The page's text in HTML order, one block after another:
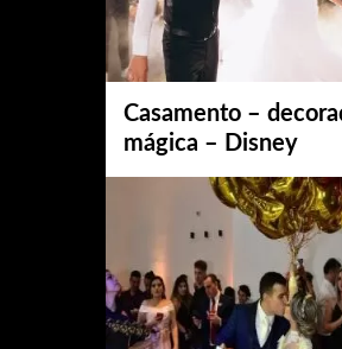
Casamento –
mágica – Disney